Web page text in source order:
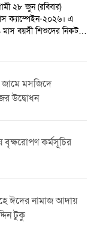
ক্যাম্পেইন-২০২৬। এ
বয়সী শিশুদের নিকটস্থ
আহ্বান জানিয়েছে
পর্যন্ত নির্ধারিত
হবে।জনস্বাস্থ্য
ও বিকাশ, দৃষ্টিশক্তি
পালন করে। নিয়মিত
কমাতেও সহায়তা করে।
শিশুই যেন এই কার্যক্রমের
কেন্দ্রে উপস্থিত হয়ে
হয়েছে।
জামে মসজিদে
উদ্বোধন
বৃক্ষরোপণ কর্মসূচির
ঈদের নামাজ আদায়
টুকু